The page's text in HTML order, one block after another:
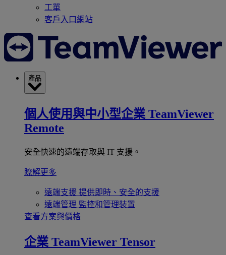
工單
客戶入口網站
產品
個人使用與中小型企業 TeamViewer
Remote
安全快速的遠端存取與 IT 支援。
瞭解更多
遠端支援 提供即時、安全的支援
遠端管理 監控和管理裝置
查看方案與價格
企業 TeamViewer Tensor